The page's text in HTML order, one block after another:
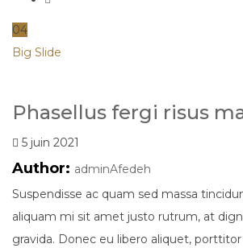
04
Big Slide
Phasellus fergi risus
5 juin 2021
Author: adminAfedeh
Suspendisse ac quam sed massa
aliquam mi sit amet justo rutrum, at
gravida. Donec eu libero aliquet,